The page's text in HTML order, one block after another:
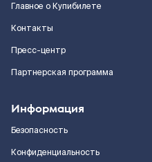
Главное о Купибилете
Контакты
Пресс-центр
Партнерская программа
Информация
Безопасность
Конфиденциальность